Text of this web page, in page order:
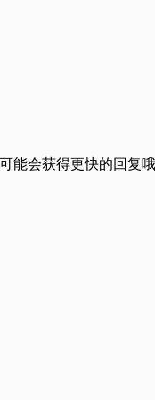
可能会获得更快的回复